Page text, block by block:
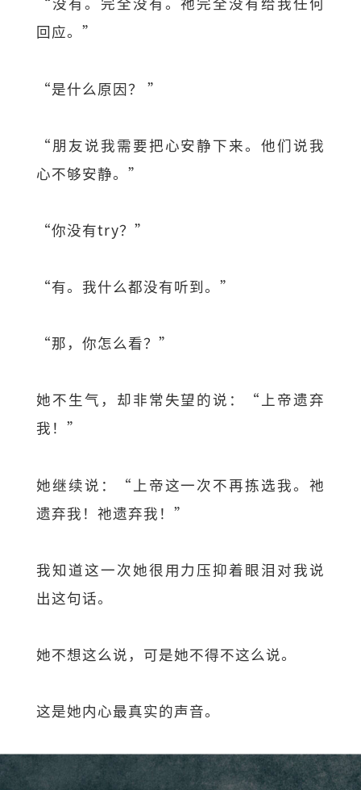
回应。”
“是什么原因？ ”
“朋友说我需要把心安静下来。他们说我
心不够安静。”
“你没有try？”
“有。我什么都没有听到。”
“那，你怎么看？”
她不生气，却非常失望的说：“上帝遗弃
我！”
她继续说：“上帝这一次不再拣选我。祂
遗弃我！祂遗弃我！”
我知道这一次她很用力压抑着眼泪对我说
出这句话。
她不想这么说，可是她不得不这么说。
这是她内心最真实的声音。